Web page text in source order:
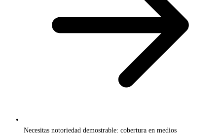
Necesitas notoriedad demostrable: cobertura en medios